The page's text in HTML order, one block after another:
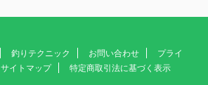
釣りテクニック お問い合わせ
プライ
サイトマップ 特定商取引法に基づく表示